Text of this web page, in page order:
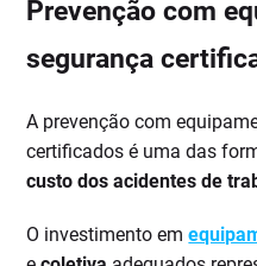
Prevenção com
segurança
A prevenção com
certificados é uma das
custo dos acidentes de
O investimento em